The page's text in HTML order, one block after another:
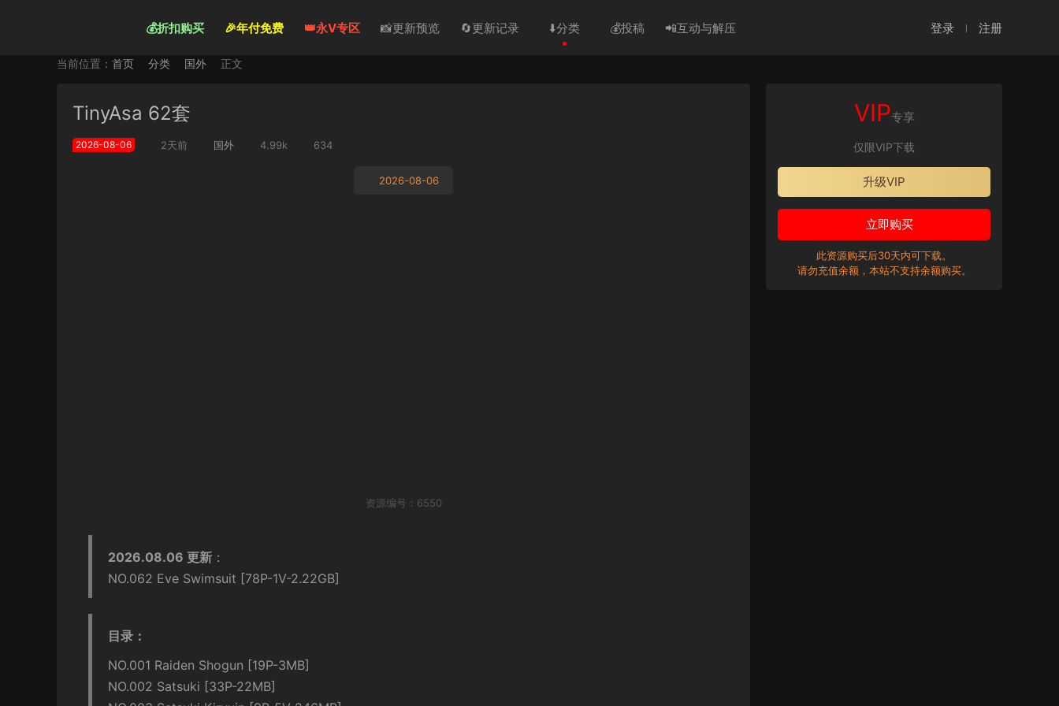
💰折扣购买 🎉年付免费 👑永V专区 📸更新预览 🔄更新记录 ⬇️分类 💰投稿 📲互动与解压 登录 注册
当前位置： 首页 分类 国外 正文
TinyAsa 62套
2026-08-06 2天前 国外 4.99k 634
2026-08-06
资源编号：6550
2026.08.06 更新 ：
NO.062 Eve Swimsuit [78P-1V-2.22GB]
目录：
NO.001 Raiden Shogun [19P-3MB]
NO.002 Satsuki [33P-22MB]
VIP专享
仅限VIP下载
升级VIP
立即购买
此资源购买后30天内可下载。
请勿充值余额，本站不支持余额购买。